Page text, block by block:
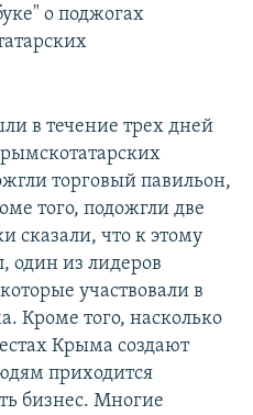
о поджогах
в течение трех дней
торговый павильон,
того, подожгли две
что к этому
один из лидеров
участвовали в
Кроме того, насколько
Крыма создают
приходится
бизнес. Многие